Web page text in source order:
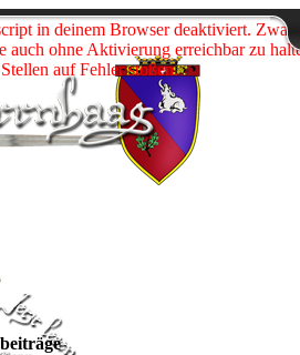
Neueste Beiträge:
Blog besuchen
in deinem Browser deaktiviert. Zwar
auch ohne Aktivierung erreichbar zu
auf Fehler stoßen.